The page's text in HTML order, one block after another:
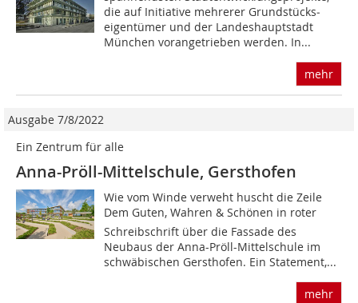
die auf Initiative mehrerer Grundstücks­
eigentümer und der Landeshauptstadt
München vorangetrieben werden. In...
mehr
Ausgabe 7/8/2022
Ein Zentrum für alle
Anna-Pröll-Mittelschule, Gersthofen
Wie vom Winde verweht huscht die Zeile
Dem Guten, Wahren & Schönen in roter
Schreibschrift über die Fassade des
Neubaus der Anna-Pröll-Mittelschule im
schwäbischen Gersthofen. Ein Statement,...
mehr